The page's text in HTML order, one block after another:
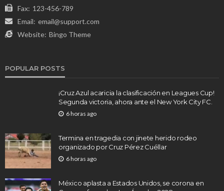
Fax: 123-456-789
Email: email@support.com
Website: Bingo Theme
POPULAR POSTS
¡Cruz Azul acaricia la clasificación en Leagues Cup!
Segunda victoria, ahora ante el New York City FC.
6 horas ago
Termina en tragedia con jinete herido rodeo
organizado por Cruz Pérez Cuéllar
6 horas ago
México aplasta a Estados Unidos, se corona en